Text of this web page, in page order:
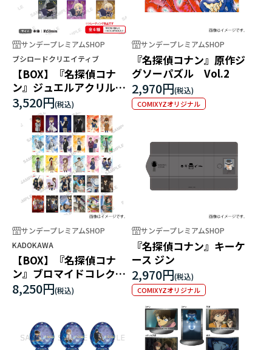
サンデープレミアムSHOP
ブシロードクリエイティブ
【BOX】『名探偵コナ
ン』ジュエルアクリルス
トラップ
3,520円
サンデープレミアムSHOP
『名探偵コナン』原作ジ
グソーパズル Vol.2
2,970円
COMIXYZオリジナル
サンデープレミアムSHOP
KADOKAWA
【BOX】『名探偵コナ
ン』ブロマイドコレクシ
ョン vol.11
8,250円
サンデープレミアムSHOP
『名探偵コナン』キーケ
ース ジン
2,970円
COMIXYZオリジナル